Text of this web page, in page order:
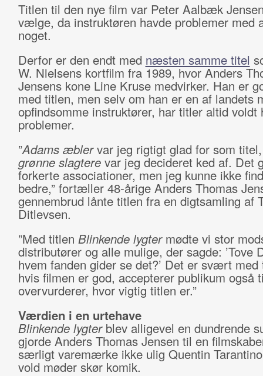
Titlen til den nye film var Peter Aalbæk
vælge, da instruktøren havde problemer med
noget.
Derfor er den endt med næsten samme titel
W. Nielsens kortfilm fra 1989, hvor Anders
Jensens kone Line Kruse medvirker. Han er
med titlen, men selv om han er en af landets
opfindsomme instruktører, har titler altid voldt
problemer.
”Adams æblervar jeg rigtigt glad for som
grønne slagtere var jeg decideret ked af. Det
forkerte associationer, men jeg kunne ikke
bedre,” fortæller 48-årige Anders Thomas
gennembrud lånte titlen fra en digtsamling af
Ditlevsen.
”Med titlen Blinkende lygter mødte vi stor
distributører og alle mulige, der sagde: ’Tove
hvem fanden gider se det?’ Det er svært med
hvis filmen er god, accepterer publikum også
overvurderer, hvor vigtig titlen er.”
Værdien i en urtehave
Blinkende lygter blev alligevel en dundrende
gjorde Anders Thomas Jensen til en
særligt varemærke ikke ulig Quentin
vold møder skør komik.